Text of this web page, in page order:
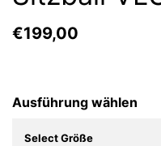
€199,00
Ausführung wählen
Select Größe